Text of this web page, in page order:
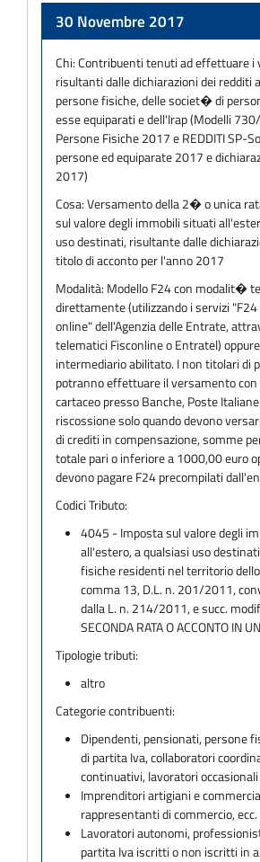
30 Novembre 2017
Chi:Contribuenti tenuti ad effettuare i
risultanti dalle dichiarazioni dei redditi
persone fisiche, delle societ� di
esse equiparati e dell'Irap (Modelli
Persone Fisiche 2017 e REDDITI SP-
persone ed equiparate 2017 e
2017)
Cosa:Versamento della 2� o unica
sul valore degli immobili situati
uso destinati, risultante dalle
titolo di acconto per l'anno 2017
Modalità: Modello F24 con modalit�
direttamente (utilizzando i servizi
online" dell'Agenzia delle Entrate,
telematici Fisconline o Entratel)
intermediario abilitato. I non titolari di
potranno effettuare il versamento con
cartaceo presso Banche, Poste
riscossione solo quando devono
di crediti in compensazione, somme
totale pari o inferiore a 1000,00 euro
devono pagare F24 precompilati
Codici Tributo:
4045 - Imposta sul valore degli
all'estero, a qualsiasi uso
fisiche residenti nel territorio
comma 13, D.L. n. 201/2011,
dalla L. n. 214/2011, e succ.
SECONDA RATA O ACCONTO IN
Tipologie tributi:
altro
Categorie contribuenti:
Dipendenti, pensionati, persone
di partita Iva, collaboratori
continuativi, lavoratori occasionali
Imprenditori artigiani e
rappresentanti di commercio, ecc.
Lavoratori autonomi,
partita Iva iscritti o non iscritti in